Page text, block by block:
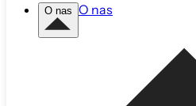
O nas O nas